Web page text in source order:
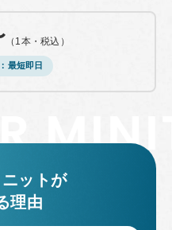
配送修理）
（1本・税込）
最短即日
ットが
理由